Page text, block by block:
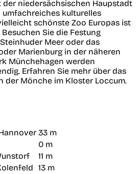
niedersächsischen Haupstadt
umfachreiches kulturelles
schönste Zoo Europas ist
Sie die Festung
Meer oder das
Marienburg in der näheren
Münchehagen werden
Erfahren Sie mehr über das
der Mönche im Kloster Loccum.
33 m
0 m
11 m
13 m